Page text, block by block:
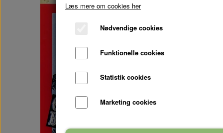
Læs mere om cookies her
Nødvendige cookies
Funktionelle cookies
Statistik cookies
Marketing cookies